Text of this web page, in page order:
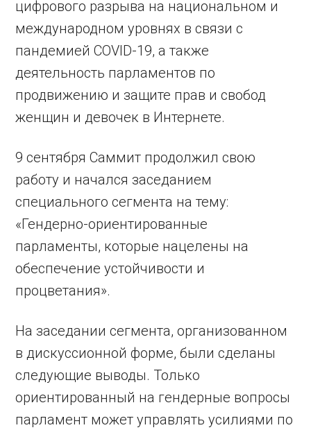
цифрового разрыва на национальном и
международном уровнях в связи с
пандемией COVID-19, а также
деятельность парламентов по
продвижению и защите прав и свобод
женщин и девочек в Интернете.
9 сентября Саммит продолжил свою
работу и начался заседанием
специального сегмента на тему:
«Гендерно-ориентированные
парламенты, которые нацелены на
обеспечение устойчивости и
процветания».
На заседании сегмента, организованном
в дискуссионной форме, были сделаны
следующие выводы. Только
ориентированный на гендерные вопросы
парламент может управлять усилиями по